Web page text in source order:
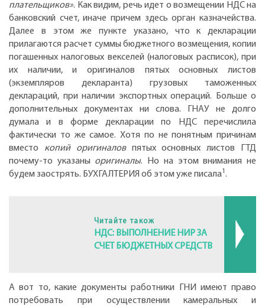
плательщиков». Как видим, речь идет о возмещении НДС на
банковский счет, иначе причем здесь орган казначейства.
Далее в этом же пункте указано, что к декларации
прилагаются расчет суммы бюджетного возмещения, копии
погашенных налоговых векселей (налоговых расписок), при
их наличии, и оригиналов пятых основных листов
(экземпляров декларанта) грузовых таможенных
деклараций, при наличии экспортных операций. Больше о
дополнительных документах ни слова. ГНАУ не долго
думала и в форме декларации по НДС перечислила
фактически то же самое. Хотя по не понятным причинам
вместо копий оригиналовпятых основных листов ГТД
почему-то указаны оригиналы. Но на этом внимания не
будем заострять. БУХГАЛТЕРИЯ об этом уже писала1 .
Читайте також
НДС: ВЫПОЛНЕНИЕ НИР ЗА
СЧЕТ БЮДЖЕТНЫХ СРЕДСТВ
А вот то, какие документы работники ГНИ имеют право
потребовать при осуществлении камеральных и